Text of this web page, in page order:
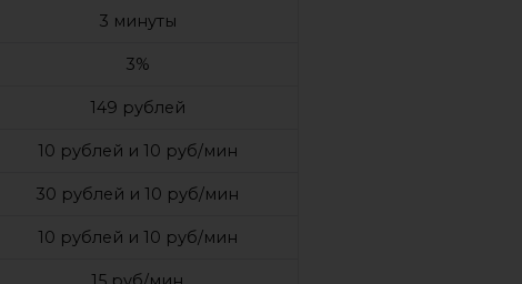
3 минуты
3%
149 рублей
10 рублей и 10 руб/мин
30 рублей и 10 руб/мин
10 рублей и 10 руб/мин